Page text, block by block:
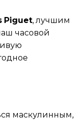
Piguet, лучшим
часовой
маскулинным,